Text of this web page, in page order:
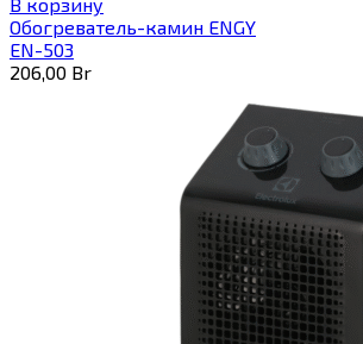
Обогреватель-камин ENGY
EN-503
206,00 Br